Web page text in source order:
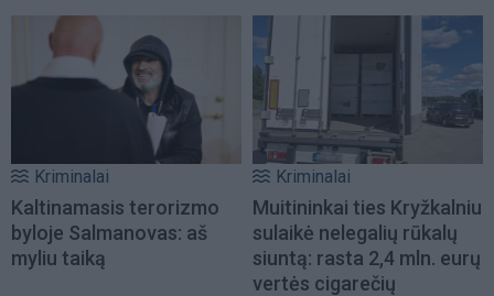
Kriminalai
Kaltinamasis terorizmo
byloje Salmanovas: aš
myliu taiką
Kriminalai
Muitininkai ties Kryžkalniu
sulaikė nelegalių rūkalų
siuntą: rasta 2,4 mln. eurų
vertės cigarečių